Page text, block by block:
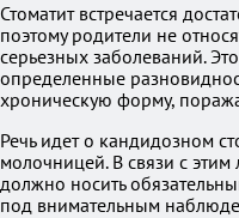
Стоматит встречается
поэтому родители не
серьезных заболеваний.
определенные
хроническую форму,
Речь идет о кандидозном
молочницей. В связи с
должно носить
под внимательным